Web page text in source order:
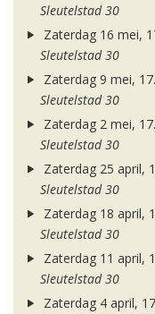
Sleutelstad 30
Zaterdag 16 mei,
Sleutelstad 30
Zaterdag 9 mei,
Sleutelstad 30
Zaterdag 2 mei,
Sleutelstad 30
Zaterdag 25 april,
Sleutelstad 30
Zaterdag 18 april,
Sleutelstad 30
Zaterdag 11 april,
Sleutelstad 30
Zaterdag 4 april,